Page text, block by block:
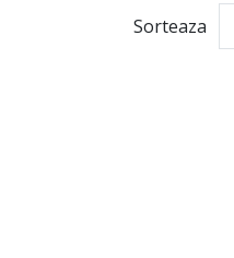
Sorteaza